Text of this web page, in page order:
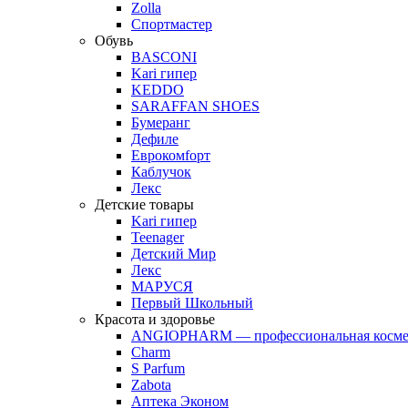
Zolla
Спортмастер
Обувь
BASCONI
Kari гипер
KEDDO
SARAFFAN SHOES
Бумеранг
Дефиле
Еврокомfорт
Каблучок
Лекс
Детские товары
Kari гипер
Teenager
Детский Мир
Лекс
МАРУСЯ
Первый Школьный
Красота и здоровье
ANGIOPHARM — профессиональная
Charm
S Parfum
Zabota
Аптека Эконом